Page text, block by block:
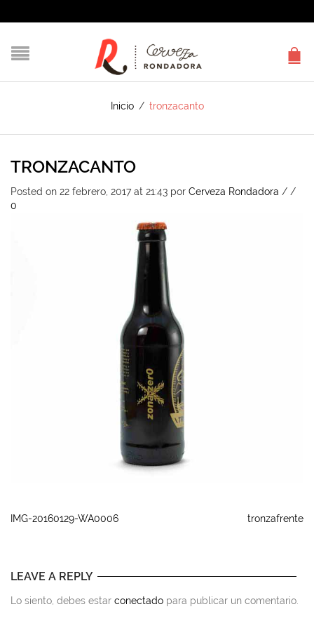
Inicio / tronzacanto
TRONZACANTO
Posted on 22 febrero, 2017 at 21:43 por Cerveza Rondadora / /
0
IMG-20160129-WA0006 tronzafrente
LEAVE A REPLY
Lo siento, debes estar conectado para publicar un comentario.